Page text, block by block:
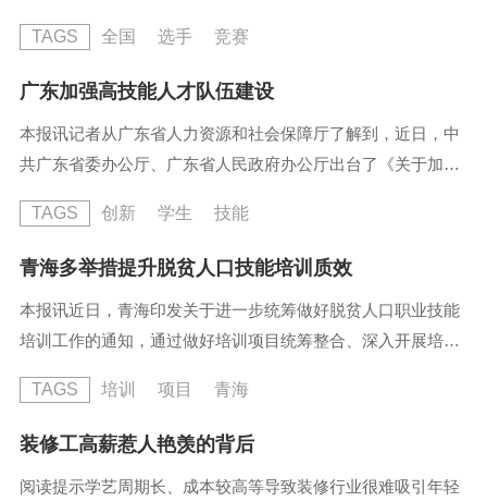
轻纺烟草工会共同主办，广西壮族自治区粮食和物资储备局、
广西工商职业技术学院承办。国家粮食和物资储备局局长刘焕
战略、就业优先战略和创新驱动发展战略的具体行动，是实施
科技和人才兴粮的...
TAGS 全国 选手 竞赛
广东加强高技能人才队伍建设
本报讯记者从广东省人力资源和社会保障厅了解到，近日，中
共广东省委办公厅、广东省人民政府办公厅出台了《关于加强
人才培养、使用、评价、激励四个方面，提出一系列创新举
措，明确到“十四五”期末，实现广东技能人才占就业人员的比
意见》要求，巩固有利于高技能人才发展制度体系的“四梁八
柱”，建成以学生学...
TAGS 创新 学生 技能
青海多举措提升脱贫人口技能培训质效
本报讯近日，青海印发关于进一步统筹做好脱贫人口职业技能
培训工作的通知，通过做好培训项目统筹整合、深入开展培训
举措，公布《脱贫人口职业技能培训项目台账》压实责任，着
力提升全省脱贫人口技能培训质效，进一步提高培训就业率和
式”培训，提升脱贫人口培训合格率和就业稳定率。按照各区
TAGS 培训 项目 青海
装修工高薪惹人艳羡的背后
阅读提示学艺周期长、成本较高等导致装修行业很难吸引年轻